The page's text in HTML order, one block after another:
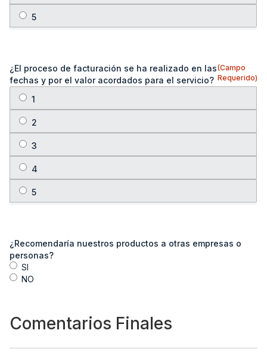
¿El proceso de facturación se ha realizado en las
fechas y por el valor acordados para el servicio?
(Campo
Requerido)
¿Recomendaría nuestros productos a otras empresas o
personas?
SI
NO
Comentarios Finales